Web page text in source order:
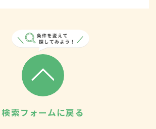
検索フォームに戻る